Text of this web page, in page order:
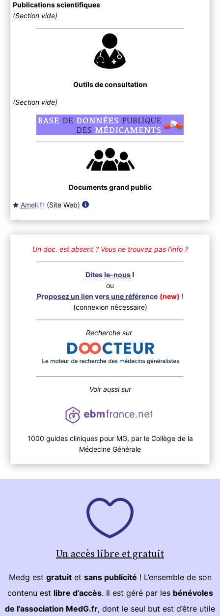
Publications scientifiques
(Section vide)
Outils de consultation
(Section vide)
Documents grand public
Ameli.fr(Site Web)
Un doc. est absent ? Vous ne trouvez pas l’info ?
Dites le-nous !
ou
Proposez un lien vers une référence (new) !
(connexion nécessaire)
Recherche sur
Voir aussi sur
1000 guides cliniques pour MG, par le Collège de la
Médecine Générale
Un accès libre et gratuit
Medg est gratuitet sans publicité ! L’ensemble de son
contenu est libre d’accès. Il est géré par les bénévoles
de l’association MedG.fr, dont le seul but est d’être utile